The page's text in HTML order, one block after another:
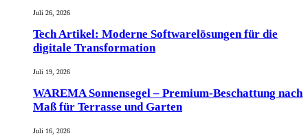
Juli 26, 2026
Tech Artikel: Moderne Softwarelösungen für die
digitale Transformation
Juli 19, 2026
WAREMA Sonnensegel – Premium-Beschattung nach
Maß für Terrasse und Garten
Juli 16, 2026